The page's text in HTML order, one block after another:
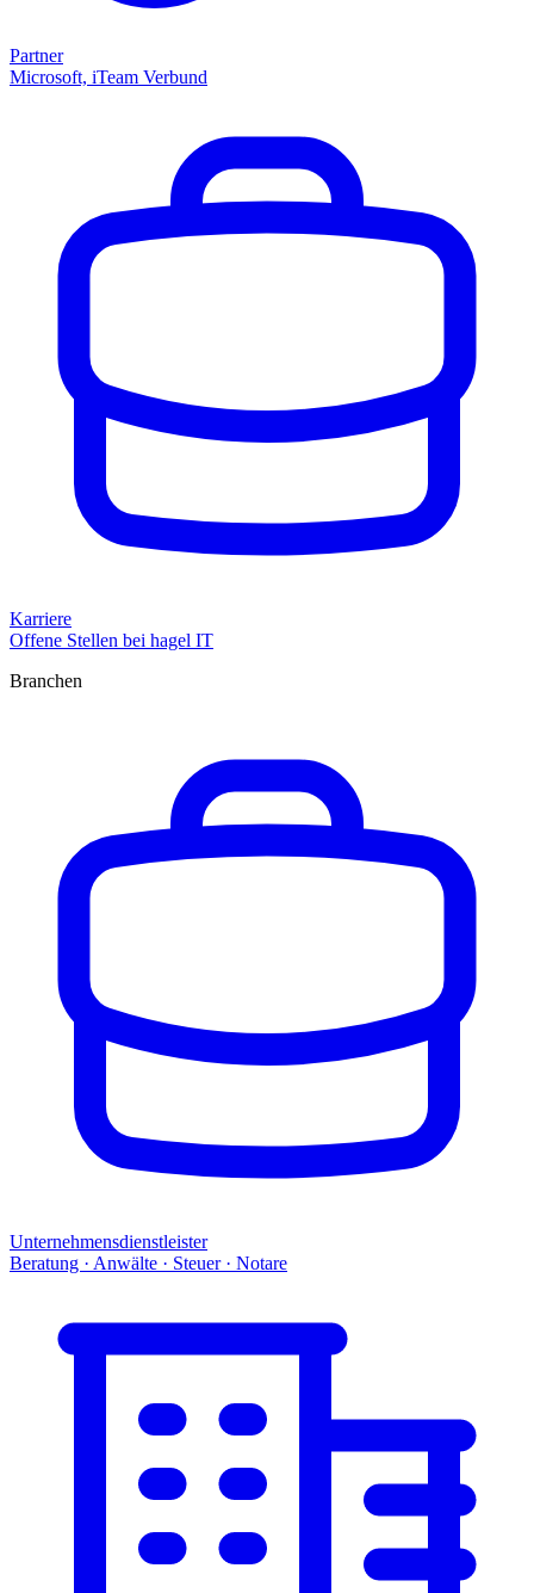
Partner
Microsoft, iTeam Verbund
Karriere
Offene Stellen bei hagel IT
Branchen
Unternehmensdienstleister
Beratung · Anwälte · Steuer · Notare